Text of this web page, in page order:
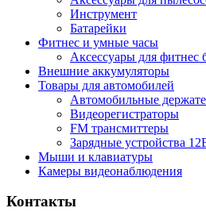
Инструмент
Батарейки
Фитнес и умные часы
Аксессуары для фитнес
Внешние аккумуляторы
Товары для автомобилей
Автомобильные
Видеорегистраторы
FM трансмиттеры
Зарядные устройства
Мыши и клавиатуры
Камеры видеонаблюдения
Контакты